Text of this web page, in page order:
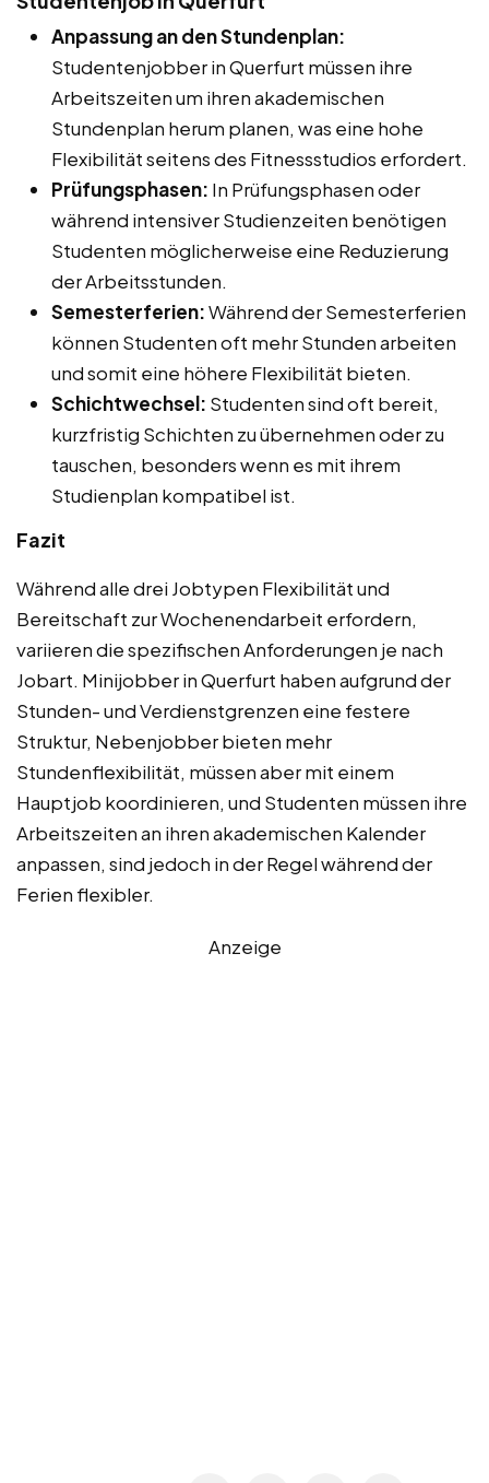
Anpassung an den Stundenplan:
Studentenjobber in Querfurt müssen ihre
Arbeitszeiten um ihren akademischen
Stundenplan herum planen, was eine hohe
Flexibilität seitens des Fitnessstudios erfordert.
Prüfungsphasen: In Prüfungsphasen oder
während intensiver Studienzeiten benötigen
Studenten möglicherweise eine Reduzierung
der Arbeitsstunden.
Semesterferien:Während der Semesterferien
können Studenten oft mehr Stunden arbeiten
und somit eine höhere Flexibilität bieten.
Schichtwechsel: Studenten sind oft bereit,
kurzfristig Schichten zu übernehmen oder zu
tauschen, besonders wenn es mit ihrem
Studienplan kompatibel ist.
Fazit
Während alle drei Jobtypen Flexibilität und
Bereitschaft zur Wochenendarbeit erfordern,
variieren die spezifischen Anforderungen je nach
Jobart. Minijobber in Querfurt haben aufgrund der
Stunden- und Verdienstgrenzen eine festere
Struktur, Nebenjobber bieten mehr
Stundenflexibilität, müssen aber mit einem
Hauptjob koordinieren, und Studenten müssen ihre
Arbeitszeiten an ihren akademischen Kalender
anpassen, sind jedoch in der Regel während der
Ferien flexibler.
Anzeige